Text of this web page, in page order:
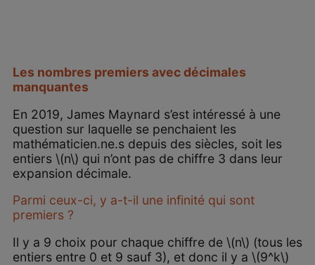
Les nombres premiers avec décimales
manquantes
En 2019, James Maynard s’est intéressé à une
question sur laquelle se penchaient les
mathématicien.ne.s depuis des siècles, soit les
entiers \(n\) qui n’ont pas de chiffre 3 dans leur
expansion décimale.
Parmi ceux-ci, y a-t-il une infinité qui sont
premiers ?
Il y a 9 choix pour chaque chiffre de \(n\) (tous les
entiers entre 0 et 9 sauf 3), et donc il y a \(9^k\)